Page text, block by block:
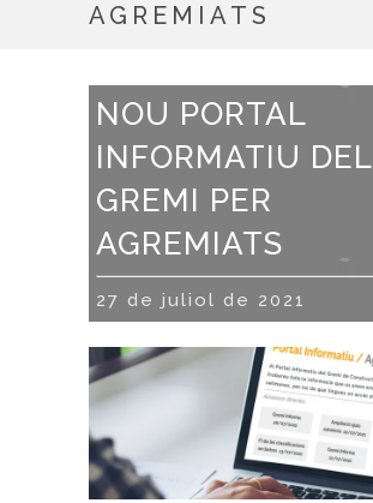
AGREMIATS
NOU PORTAL
INFORMATIU DEL
GREMI PER
AGREMIATS
27 de juliol de 2021